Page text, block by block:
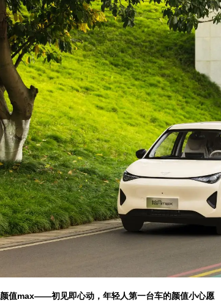
颜值max——初见即心动，年轻人第一台车的颜值小心愿